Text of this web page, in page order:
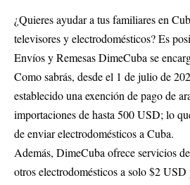
¿Quieres ayudar a tus familiares en
televisores y electrodomésticos? Es
Envíos y Remesas DimeCuba se
Como sabrás, desde el 1 de julio de
establecido una exención de pago de
importaciones de hasta 500 USD; lo
de enviar electrodomésticos a Cuba.
Además, DimeCuba ofrece servicios
otros electrodomésticos a solo $2